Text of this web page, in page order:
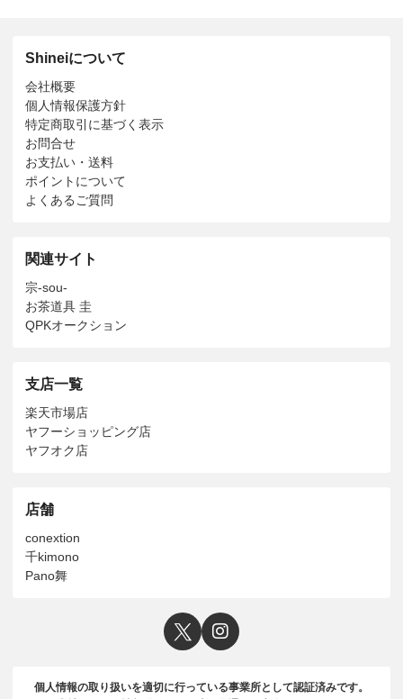
Shineiについて
会社概要
個人情報保護方針
特定商取引に基づく表示
お問合せ
お支払い・送料
ポイントについて
よくあるご質問
関連サイト
宗-sou-
お茶道具 圭
QPKオークション
支店一覧
楽天市場店
ヤフーショッピング店
ヤフオク店
店舗
conextion
千kimono
Pano舞
個人情報の取り扱いを適切に行っている事業所として認証済みです。